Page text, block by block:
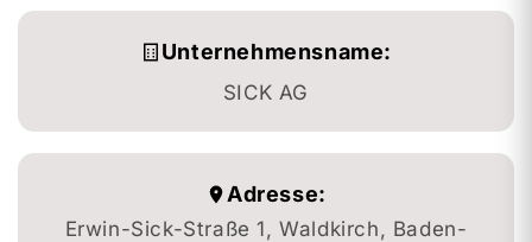
Unternehmensname:
SICK AG
Adresse:
Erwin-Sick-Straße 1, Waldkirch, Baden-